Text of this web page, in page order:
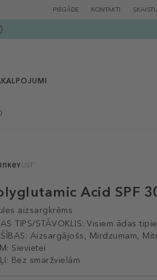
PIEGĀDE KONTAKTI
Acid SPF
aizsargkrēms
TIPS/STĀVOKLIS: Visiem ādas
Aizsargājošs, Mirdzumam,
Sievietei
Bez smaržvielām